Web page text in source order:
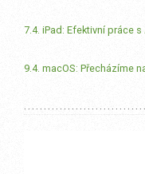
7.4. iPad: Efektivní práce
9.4. macOS: Přecházíme